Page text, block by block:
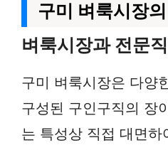
구미 벼룩시장
벼룩시장과 전문직
구미 벼룩시장은 다양
구성된 구인구직의 장
는 특성상 직접 대면하